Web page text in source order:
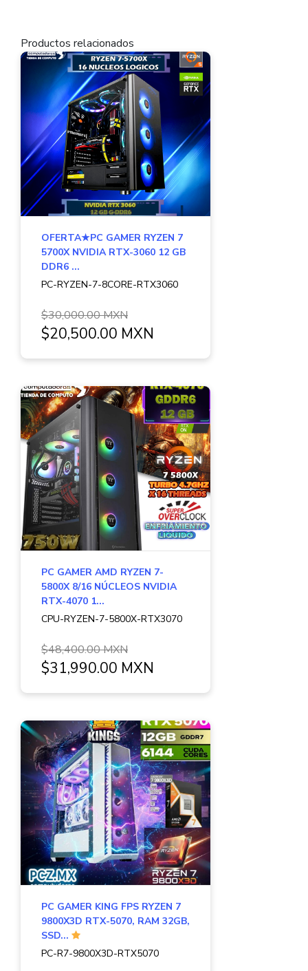
Productos relacionados
OFERTA★PC GAMER RYZEN 7
5700X NVIDIA RTX-3060 12 GB
DDR6 ...
PC-RYZEN-7-8CORE-RTX3060
$30,000.00 MXN
$20,500.00 MXN
PC GAMER AMD RYZEN 7-
5800X 8/16 NÚCLEOS NVIDIA
RTX-4070 1...
CPU-RYZEN-7-5800X-RTX3070
$48,400.00 MXN
$31,990.00 MXN
PC GAMER KING FPS RYZEN 7
9800X3D RTX-5070, RAM 32GB,
SSD...
PC-R7-9800X3D-RTX5070